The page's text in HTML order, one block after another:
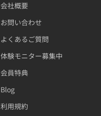
会社概要
お問い合わせ
よくあるご質問
体験モニター募集中
会員特典
Blog
利用規約